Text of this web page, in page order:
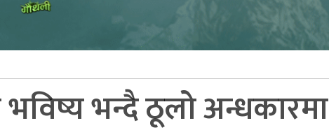
भन्दै ठूलो अन्धकारमा